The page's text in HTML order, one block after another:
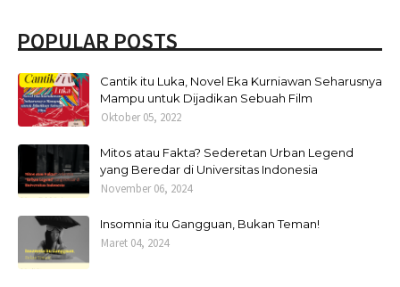
POPULAR POSTS
Cantik itu Luka, Novel Eka Kurniawan Seharusnya
Mampu untuk Dijadikan Sebuah Film
Oktober 05, 2022
Mitos atau Fakta? Sederetan Urban Legend
yang Beredar di Universitas Indonesia
November 06, 2024
Insomnia itu Gangguan, Bukan Teman!
Maret 04, 2024